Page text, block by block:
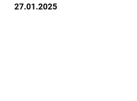
27.01.2025